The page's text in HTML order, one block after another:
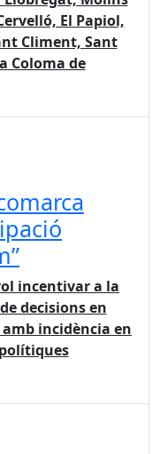
El Papiol,
Climent, Sant
Coloma de
incentivar a la
decisions en
incidència en